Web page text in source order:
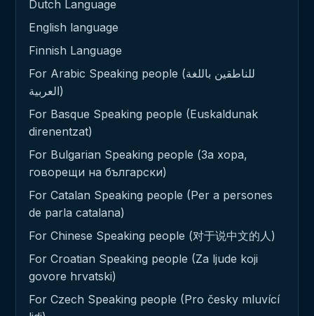
Dutch Language
English language
Finnish Language
For Arabic Speaking people (للناطقين باللغة
العربية)
For Basque Speaking people (Euskaldunak
direnentzat)
For Bulgarian Speaking people (За хора,
говорещи на български)
For Catalan Speaking people (Per a persones
de parla catalana)
For Chinese Speaking people (对于说中文的人)
For Croatian Speaking people (Za ljude koji
govore hrvatski)
For Czech Speaking people (Pro česky mluvící